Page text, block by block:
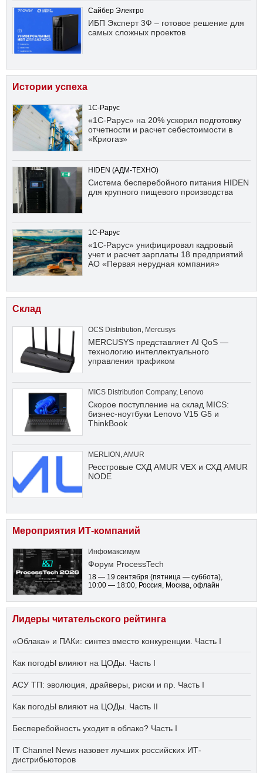
Сайбер Электро
ИБП Эксперт 3Ф – готовое решение для
самых сложных проектов
Истории успеха
1С-Рарус
«1С-Рарус» на 20% ускорил подготовку
отчетности и расчет себестоимости в
«Криогаз»
HIDEN (АДМ-ТЕХНО)
Система бесперебойного питания HIDEN
для крупного пищевого производства
1С-Рарус
«1С-Рарус» унифицировал кадровый
учет и расчет зарплаты 18 предприятий
АО «Первая нерудная компания»
Склад
OCS Distribution Mercusys
MERCUSYS представляет AI QoS —
технологию интеллектуального
управления трафиком
MICS Distribution Company, Lenovo
Скорое поступление на склад MICS:
бизнес-ноутбуки Lenovo V15 G5 и
ThinkBook
MERLION AMUR
Ресстровые СХД AMUR VEX и СХД AMUR
NODE
Мероприятия ИТ-компаний
Инфомаксимум
Форум ProcessTech
18 — 19 сентября (пятница — суббота)
10:00 — 18:00 , Россия, Москва, офлайн
Лидеры читательского рейтинга
«Облака» и ПАКи: синтез вместо конкуренции. Часть I
Как погодЫ влияют на ЦОДы. Часть I
АСУ ТП: эволюция, драйверы, риски и пр. Часть I
Как погодЫ влияют на ЦОДы. Часть II
Бесперебойность уходит в облако? Часть I
IT Channel News назовет лучших российских ИТ-
дистрибьюторов